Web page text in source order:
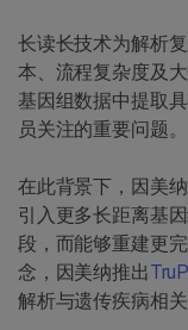
长读长技术为解析
本、流程复杂度及
基因组数据中提取
员关注的重要问题。
在此背景下，因美
引入更多长距离基
段，而能够重建更
念，因美纳推出
解析与遗传疾病相关